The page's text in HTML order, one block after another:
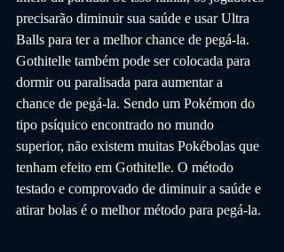
precisarão diminuir sua saúde e usar Ultra
Balls para ter a melhor chance de pegá-la.
Gothitelle também pode ser colocada para
dormir ou paralisada para aumentar a
chance de pegá-la. Sendo um Pokémon do
tipo psíquico encontrado no mundo
superior, não existem muitas Pokébolas que
tenham efeito em Gothitelle. O método
testado e comprovado de diminuir a saúde e
atirar bolas é o melhor método para pegá-la.